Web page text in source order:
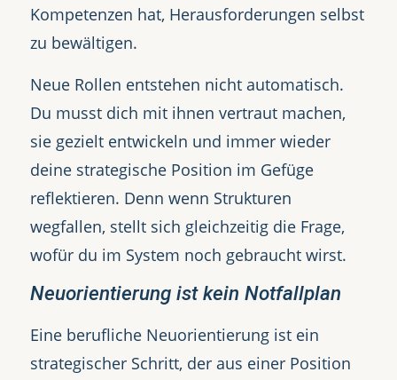
Kompetenzen hat, Herausforderungen selbst
zu bewältigen.
Neue Rollen entstehen nicht automatisch.
Du musst dich mit ihnen vertraut machen,
sie gezielt entwickeln und immer wieder
deine strategische Position im Gefüge
reflektieren. Denn wenn Strukturen
wegfallen, stellt sich gleichzeitig die Frage,
wofür du im System noch gebraucht wirst.
Neuorientierung ist kein Notfallplan
Eine berufliche Neuorientierung ist ein
strategischer Schritt, der aus einer Position